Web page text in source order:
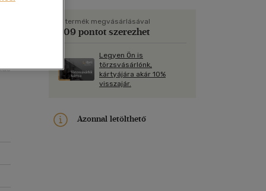
Képeslap
Papír, írószer
A termék megvásárlásával
309 pontot szerezhet
Legyen Ön is
törzsvásárlónk,
kártyájára akár 10%
visszajár.
Azonnal letölthető